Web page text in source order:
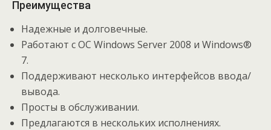
Преимущества
Надежные и долговечные.
Работают с ОС Windows Server 2008 и Windows®
7.
Поддерживают несколько интерфейсов ввода/
вывода.
Просты в обслуживании.
Предлагаются в нескольких исполнениях.